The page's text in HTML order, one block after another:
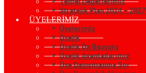
Stratejik Plan 2024 – 2027
ÜYELERİMİZ
Üyelerimiz
Üyelik
Üyelik Ön Başvuru
Üyelik Avantajlarımız
Üye Danışmanına Sor